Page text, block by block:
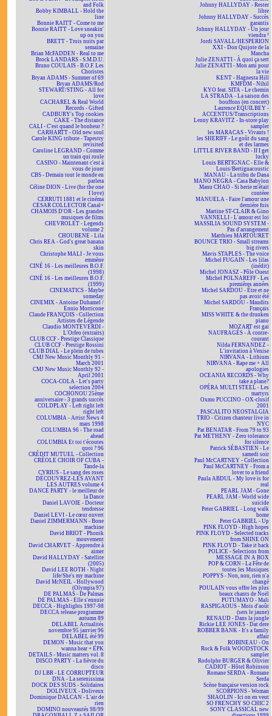
and Folk
Bobby KIMBALL - Hold the
line
Bonnie RAITT - Come to me
Bonnie RAITT - Love sneakin'
up on you
BRETT - Trois nuits par
semaine
Brian McFADDEN - Real to me
Brock LANDARS - S.M.D.U.
Bruno COULAIS - B.O.F. Les
Choristes
Bryan ADAMS - Summer of 69
Bryan ADAMS/Rod
STEWART/STING - All for
love
CACHAREL & Real World
Records - Gifted
CADBURY's Top cookies
CAKE - The distance
CALI - C'est quand le bonheur ?
CARHARTT - Old new soul
Carole KING tribute - Tapestry
revisited
Caroline LEGRAND - Comme
un train qui roule
CASINO - Maintenant c'est à
vous de jouer
CBS - Demain tout le monde en
parlera
Céline DION - Live (for the one
I love)
CERRUTI 1881 et le cinéma
CESAR COLLECTOR Canal+
CHAMOIS D'OR - Les grandes
musiques de films
CHEVROLET - Legends
volume 2
CHOUBENE - Lila
Chris REA - God's great banana
skin
Christophe MALI - Je vous
emmène
CINÉ 16 - Les meilleures B.O.F.
(1998)
CINÉ 16 - Les meilleures B.O.F.
(1999)
CINEMATICS - Maybe
someday
CINEMIX - Antoine Duhamel /
Ennio Morricone
Claude FRANÇOIS - Collection
Artistes de Légende
Claudio MONTEVERDI -
L'Orfeo (extraits)
CLUB CCF - Prestige Classique
CLUB CCF - Prestige Rossini
CLUB DIAL - Le plein de tubes
CMJ New Music Monthly 91 -
March 2001
CMJ New Music Monthly 92 -
April 2001
COCA-COLA - Let's party
selection 2004
COCHONOU 25ème
anniversaire - 3 grands succès
COLDPLAY - Left right left
right left
COLUMBIA - Artist News 4
mars 1998
COLUMBIA 96 - The road
ahead
COLUMBIA Et toi t'écoutes
quoi ? 96
CRÉDIT MUTUEL - Collection
CRÉOLE CHOIR OF CUBA -
Tande-la
CYRIUS - Le sang des roses
DÉCOUVREZ-LES AVANT
LES AUTRES volume 4
DANCE PARTY - le meilleur de
la Dance
Daniel LAVOIE - Docteur
tendresse
Daniel LEVI - Le cœur ouvert
Daniel ZIMMERMANN - Bone
machine
David BRIOT - Phonik
mouvement
David CHARVET - Apprendre à
aimer
David HALLYDAY - Satellite
(2005)
David LEE ROTH - Night
life/She's my machine
David McNEIL - Hollywood
(Olympia 97)
DE PALMAS - De Palmas
DE PALMAS - Elle s'ennuie
DECCA - Highlights 1997-98
DECCA release programme
autumn 89
DELABEL Actualités
novembre 95 janvier 96
DELABEL été 99
DEMON - Music that you
wanna hear + EPK
DETAILS - Music matters vol. 8
DISCO PARTY - La fièvre du
disco
DJ LBR - LE CORRUPTEUR
DNA - La serenissima
DOCK DES SUDS - Solidaires
DOLIVEUX - Doliveux
Dominique DALCAN - L'air de
rien
DOMINO nouveautés 98/99
Johnny HALLYDAY - Rester
libre
Johnny HALLYDAY - Succès
garantis
Johnny HALLYDAY - Un jour
viendra ²
Jordi SAVALL/HESPERION
XXI - Don Quijote de la
Mancha
Julie ZENATTI - À quoi ça sert
Julie ZENATTI - Mon ami pour
la vie
KENT - Hagnesta Hill
KMFDM - Nihil
KYO feat. SITA - Le chemin
LA STRADA - La saison des
bouffons (en concert)
Laurence EQUILBEY -
ACCENTUS/Transcriptions
Lenny KRAVITZ - In-store play
sampler
les MARACAS - Vivants !
les SHERIFF - Le goût du sang
et des larmes
LITTLE RIVER BAND - If I get
lucky
Louis BERTIGNAC - Elle &
Louis/Bertignacoustic
MANAU - La tribu de Dana
MANO NEGRA - Casa Babylon
Manu CHAO - Si berie m'était
contéee
MANUELA - Faire l'amour une
dernière fois
Martine ST-CLAIR & Gino
VANNELLI - L'amour est loi
MASSILIA SOUND SYSTEM -
Pas d'arrangement
Matthieu MARTOURET
BOUNCE TRIO - Small streams
big rivers
Mavis STAPLES - The voice
Michel FUGAIN - Les lilas
(inédit)
Michel JONASZ - Pôle Ouest
Michel POLNAREFF - Les
premières années
Michel SARDOU - Être et ne
pas avoir été
Michel SARDOU - Maudits
Français
MISS WHITE & the drunken
piano
MOZART est gai
NAUFRAGÉS - À contre-
courant
Nilda FERNANDEZ -
L'invitation à Venise
NIRVANA - Lithium
NIRVANA - Rape me + All
apologies
OCEANIA RECORDS - Why
take a plane?
OPÉRA MULTI STEEL - Les
martyrs
Oxmo PUCCINO - OX-clusif
2001
PASCALITO NEOSTALGIA
TRIO - Citizen chanteur live in
NYC
Pat BENATAR - From 79 to 93
Pat METHENY - Zero tolerance
for silence
Patrick SÉBASTIEN - Le
samedi soir
Paul McCARTNEY - Collection
Paul McCARTNEY - From a
lover to a friend
Paula ABDUL - My love is for
real
PEARL JAM - Gone
PEARL JAM - World wide
suicide
Peter GABRIEL - Long walk
home
Peter GABRIEL - Up
PINK FLOYD - High hopes
PINK FLOYD - Selected tracks
from SHINE ON
PINK FLOYD - Take it back
POLICE - Selections from
MESSAGE IN A BOX
POP & CORN - La Fête de
toutes les Musiques
POPPYS - Non, non, rien n'a
changé
POULAIN vous offre les plus
beaux chants de Noël
PUTUMAYO - Mali
RASPIGAOUS - Mois d'août
(sers le jaune)
RENAUD - Dans la jungle
Rickie LEE JONES - Dat dere
ROBBER BANK - It's a family
affair
ROBINEAU - On
Rock & Folk WOODSTOCK
sampler
Rodolphe BURGER & Olivier
CADIOT - Hôtel Robinson
Romane SERDA - Romane
Serda
Scène française version rock
SCORPIONS - Woman
SHAOLIN - Ici on en veut
SO FRENCHY SO CHIC 2
SONY CLASSICAL new